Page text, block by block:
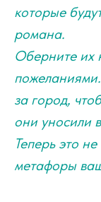
которые
романа.
Оберните их
за город,
они уносили
Теперь это
метафоры